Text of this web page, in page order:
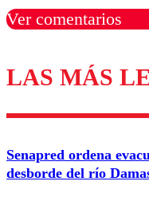
Ver comentarios
Los comentarios
Nombre
Correo
LAS MÁS
Senapred ordena
desborde del río